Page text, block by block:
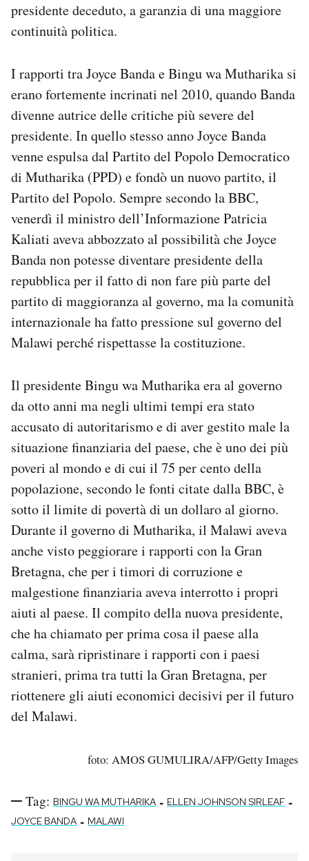
presidente deceduto, a garanzia di una maggiore
continuità politica.
I rapporti tra Joyce Banda e Bingu wa Mutharika si
erano fortemente incrinati nel 2010, quando Banda
divenne autrice delle critiche più severe del
presidente. In quello stesso anno Joyce Banda
venne espulsa dal Partito del Popolo Democratico
di Mutharika (PPD) e fondò un nuovo partito, il
Partito del Popolo. Sempre secondo la BBC,
venerdì il ministro dell’Informazione Patricia
Kaliati aveva abbozzato al possibilità che Joyce
Banda non potesse diventare presidente della
repubblica per il fatto di non fare più parte del
partito di maggioranza al governo, ma la comunità
internazionale ha fatto pressione sul governo del
Malawi perché rispettasse la costituzione.
Il presidente Bingu wa Mutharika era al governo
da otto anni ma negli ultimi tempi era stato
accusato di autoritarismo e di aver gestito male la
situazione finanziaria del paese, che è uno dei più
poveri al mondo e di cui il 75 per cento della
popolazione, secondo le fonti citate dalla BBC, è
sotto il limite di povertà di un dollaro al giorno.
Durante il governo di Mutharika, il Malawi aveva
anche visto peggiorare i rapporti con la Gran
Bretagna, che per i timori di corruzione e
malgestione finanziaria aveva interrotto i propri
aiuti al paese. Il compito della nuova presidente,
che ha chiamato per prima cosa il paese alla
calma, sarà ripristinare i rapporti con i paesi
stranieri, prima tra tutti la Gran Bretagna, per
riottenere gli aiuti economici decisivi per il futuro
del Malawi.
foto: AMOS GUMULIRA/AFP/Getty Images
Tag: BINGU WA MUTHARIKA - ELLEN JOHNSON SIRLEAF -
JOYCE BANDA - MALAWI